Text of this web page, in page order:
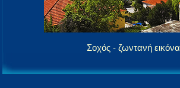
Σοχός - ζωντανή εικόνα